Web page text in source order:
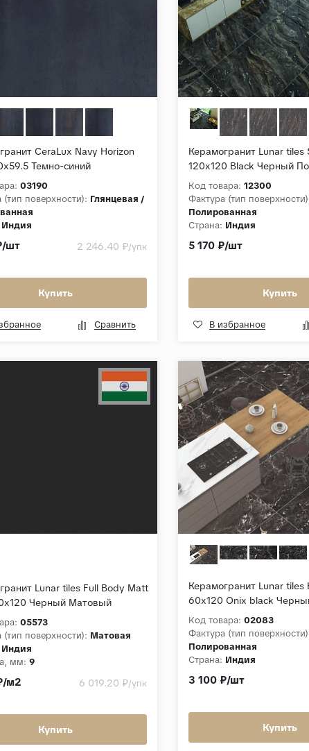
CeraLux Navy Horizon
Темно-синий
03190
(тип поверхности): Глянцевая /
Индия
Navy Horizon Lines
шт 2 246.40 ₽/упк
Купить
Сравнить
Керамогранит Lunar tiles
120x120 Black Черный
Код товара: 12300
Фактура (тип
Полированная
Страна: Индия
Коллекция:
5 170 ₽/шт
Купить
В избранное
Lunar tiles Full Body Matt
Черный Матовый
05573
(тип поверхности): Матовая
Индия
мм: 9
м2 6 019.20 ₽/упк
Купить
Керамогранит Lunar tiles
60x120 Onix black
Полированный
Код товара: 02083
Фактура (тип
Полированная
Страна: Индия
Коллекция: Highglossy
3 100 ₽/шт
Купить